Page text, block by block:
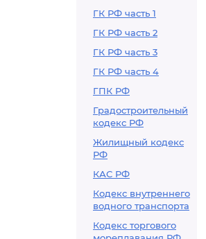
ГК РФ часть 1
ГК РФ часть 2
ГК РФ часть 3
ГК РФ часть 4
ГПК РФ
Градостроительный
кодекс РФ
Жилищный кодекс
РФ
КАС РФ
Кодекс внутреннего
водного транспорта
Кодекс торгового